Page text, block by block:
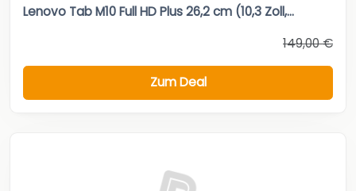
Lenovo Tab M10 Full HD Plus 26,2 cm (10,3 Zoll,...
149,00 €
Zum Deal